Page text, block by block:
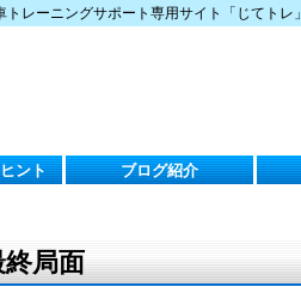
トレーニングサポート専用サイト「じてトレ」
ント ブログ紹介
局面